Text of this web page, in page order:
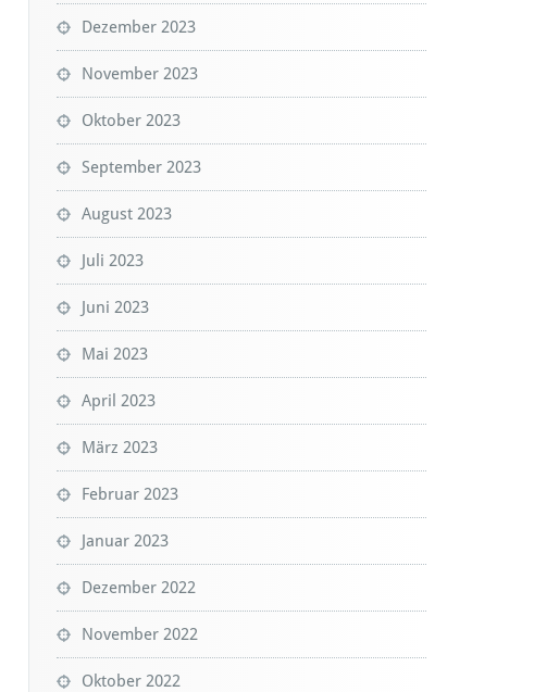
Dezember 2023
November 2023
Oktober 2023
September 2023
August 2023
Juli 2023
Juni 2023
Mai 2023
April 2023
März 2023
Februar 2023
Januar 2023
Dezember 2022
November 2022
Oktober 2022